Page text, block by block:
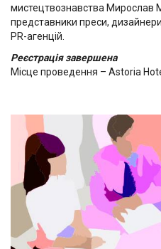
мистецтвознавства Мирослав
представники преси,
PR-агенцій.
Реєстрація завершена
Місце проведення – Astoria